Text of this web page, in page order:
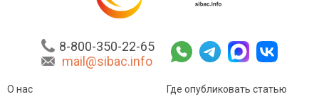
8-800-350-22-65
mail@sibac.info
О нас
Где опубликовать статью